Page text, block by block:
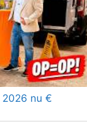
2026 nu €